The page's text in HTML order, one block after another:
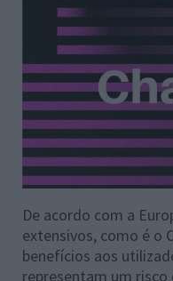
De acordo com a
extensivos, como é o
benefícios aos
representam um risco